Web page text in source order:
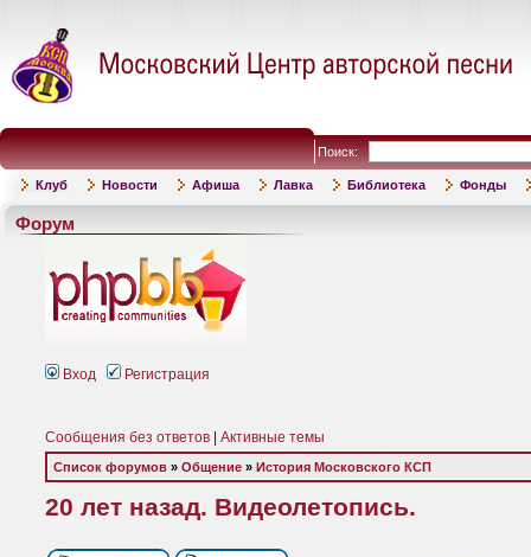
Поиск:
Клуб Новости Афиша Лавка Библиотека Фонды
Форум
Вход Регистрация
Сообщения без ответов Активные темы
Список форумов » Общение » История Московского КСП
20 лет назад. Видеолетопись.